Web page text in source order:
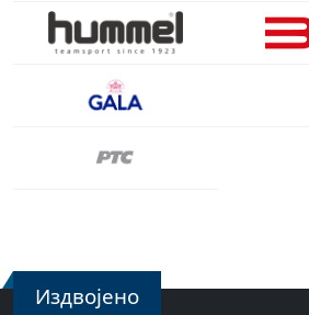
Издвојено